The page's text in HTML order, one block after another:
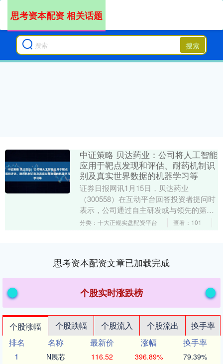
搜索
思考资本配资 相关话题
中证策略 贝达药业：公司将人工智能
应用于靶点发现和评估、耐药机制识
别及真实世界数据的机器学习等
证券日报网讯1月15日，贝达药业
（300558）在互动平台回答投资者提问时
表示，公司通过自主研发或与领先的第三
方AI平台合作，将人工智能应用于靶点发
分类：十大正规实盘配资平台 查看：101
思考资本配资文章已加载完成
个股实时涨跌榜
个股涨幅 个股跌幅 个股流入 个股流出
换手率
排名
名称 最新价 涨幅
换手率
1
N展芯 116.52 396.89% 79.39%